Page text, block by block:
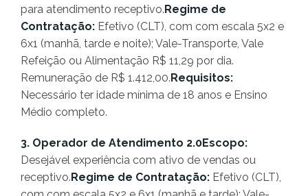
para atendimento receptivo. Regime de
Contratação: Efetivo (CLT), com com escala 5x2 e
6x1 (manhã, tarde e noite); Vale-Transporte, Vale
Refeição ou Alimentação R$ 11,29 por dia.
Remuneração de R$ 1.412,00. Requisitos:
Necessário ter idade mínima de 18 anos e Ensino
Médio completo.
3. Operador de Atendimento 2.0Escopo:
Desejável experiência com ativo de vendas ou
receptivo. Regime de Contratação: Efetivo (CLT),